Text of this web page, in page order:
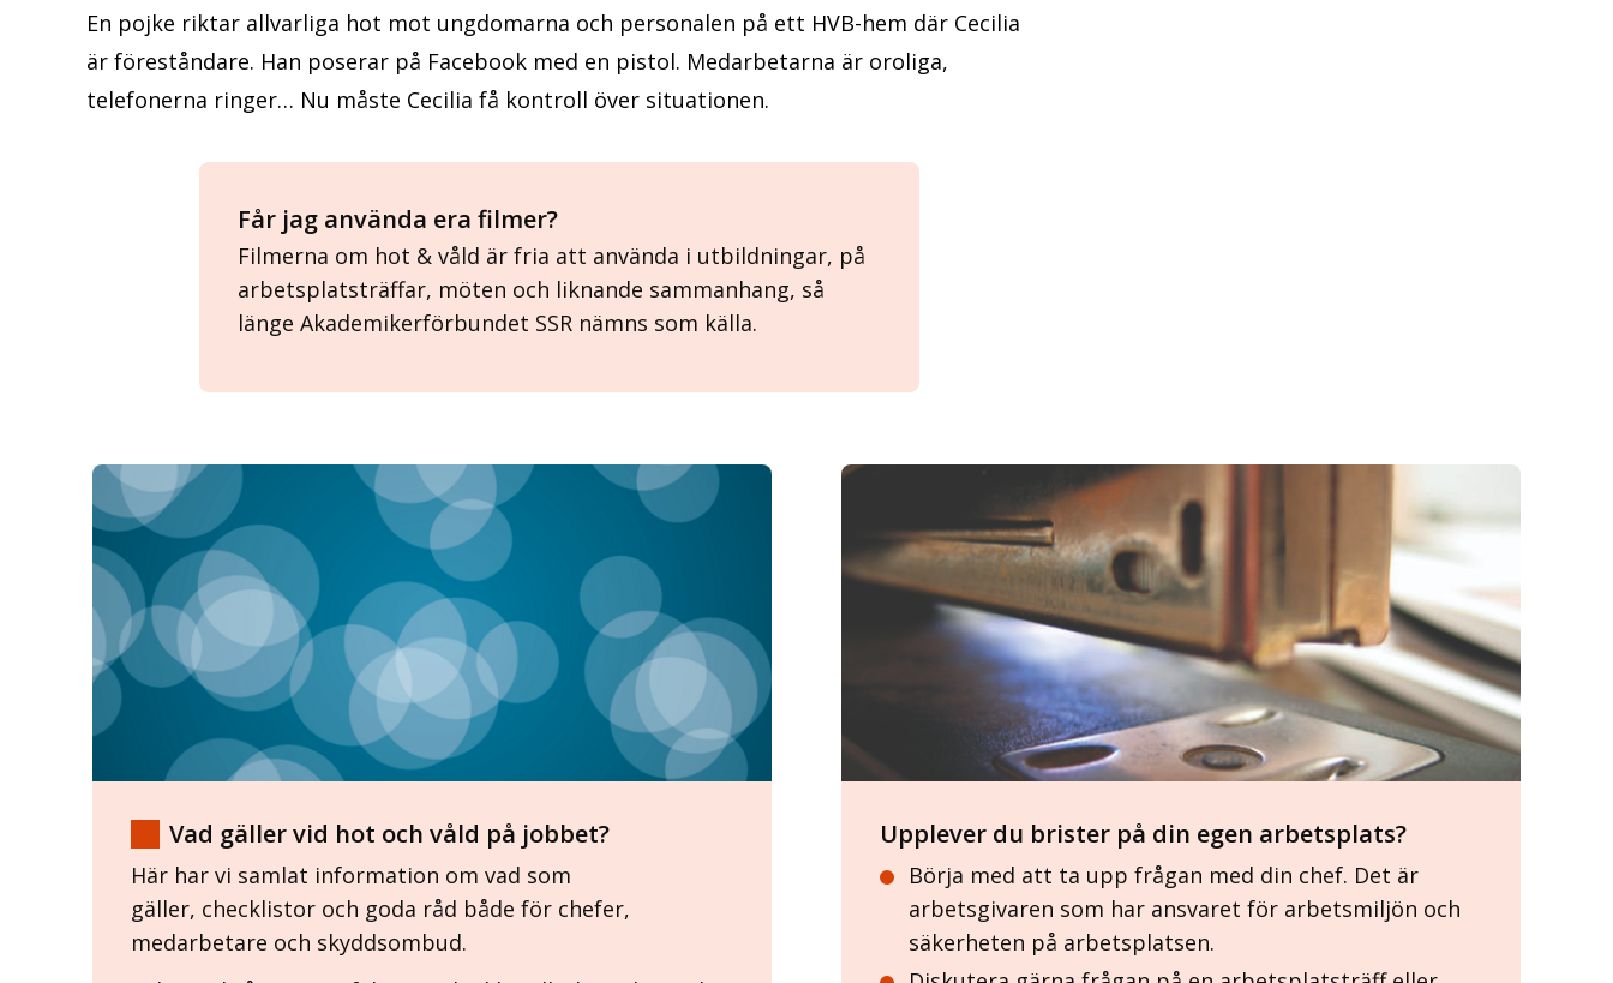
En pojke riktar allvarliga hot mot ungdomarna och personalen på ett HVB-hem där Cecilia
är föreståndare. Han poserar på Facebook med en pistol. Medarbetarna är oroliga,
telefonerna ringer… Nu måste Cecilia få kontroll över situationen.
Får jag använda era filmer?
Filmerna om hot & våld är fria att använda i utbildningar, på
arbetsplatsträffar, möten och liknande sammanhang, så
länge Akademikerförbundet SSR nämns som källa.
Vad gäller vid hot och våld på jobbet?
Här har vi samlat information om vad som
gäller, checklistor och goda råd både för chefer,
medarbetare och skyddsombud.
Upplever du brister på din egen arbetsplats?
Börja med att ta upp frågan med din chef. Det är
arbetsgivaren som har ansvaret för arbetsmiljön och
säkerheten på arbetsplatsen.